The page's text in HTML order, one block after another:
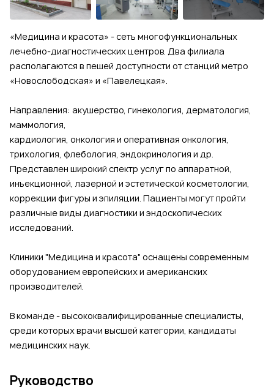
«Медицина и красота» - сеть многофункциональных
лечебно-диагностических центров. Два филиала
располагаются в пешей доступности от станций метро
«Новослободская» и «Павелецкая».
Направления: акушерство, гинекология, дерматология,
маммология,
кардиология, онкология и оперативная онкология,
трихология, флебология, эндокринология и др.
Представлен широкий спектр услуг по аппаратной,
инъекционной, лазерной и эстетической косметологии,
коррекции фигуры и эпиляции. Пациенты могут пройти
различные виды диагностики и эндоскопических
исследований.
Клиники "Медицина и красота" оснащены современным
оборудованием европейских и американских
производителей.
В команде - высококвалифицированные специалисты,
среди которых врачи высшей категории, кандидаты
медицинских наук.
Руководство